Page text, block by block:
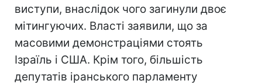
виступи, внаслідок чого загинули двоє
мітингуючих. Власті заявили, що за
масовими демонстраціями стоять
Ізраїль і США. Крім того, більшість
депутатів іранського парламенту